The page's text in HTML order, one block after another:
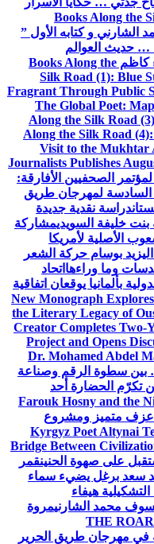
Books Along the
الشارني و كتابه الأول ”
… حديث العوالم
كاظم Books Along the
Silk Road (1): Blue
Fragrant Through Public
The Global Poet:
Along the Silk Road
Along the Silk Road
Visit to the Mukhtar
Journalists Publishes
الصحفيين الأفارقة:
السادسة لمهرجان طريق
دراسة نقدية جديدة
خليفة السويديمشاركة
الأصلية لأمريكا
بوسام حركة الشعر
وما وراءها اتحاد
بألمانيا يوقعان اتفاقية
New Monograph Explores
the Literary Legacy of
Creator Completes Two-
Project and Opens
Dr. Mohamed Abdel
بين سطوة الرقم وصناعة
تكرّم الحضارة أحد
Farouk Hosny and the
متميز ومشروع
Kyrgyz Poet Altynai
Bridge Between
على صهوة الحنينقمر
سعد برغل يضيء سماء
هيفاء
محمد الشارنيمروة
THE
في مهرجان طريق الحرير